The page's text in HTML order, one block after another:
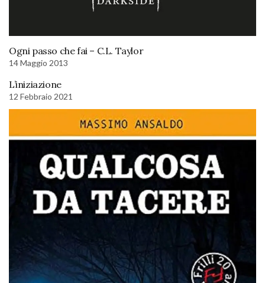
Ogni passo che fai – C.L. Taylor
14 Maggio 2013
L’iniziazione
12 Febbraio 2021